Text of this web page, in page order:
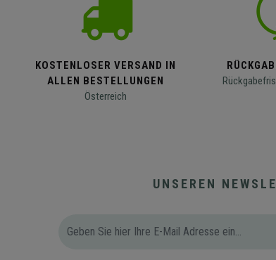
KOSTENLOSER VERSAND IN
ALLEN BESTELLUNGEN
Österreich
UNSEREN